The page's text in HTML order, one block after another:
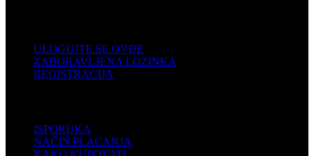
ULOGUJTE SE OVDE
ZABORAVLJENA LOZINKA
REGISTRACIJA
ISPORUKA
NAČIN PLAĆANJA